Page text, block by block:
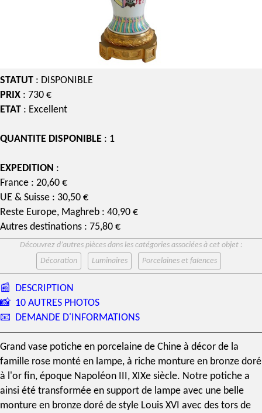
STATUT : DISPONIBLE
PRIX : 730 €
ETAT : Excellent
QUANTITE DISPONIBLE : 1
EXPEDITION :
France : 20,60 €
UE & Suisse : 30,50 €
Reste Europe, Maghreb : 40,90 €
Autres destinations : 75,80 €
Découvrez d’autres pièces dans les catégories associées à cet objet :
Décoration
Luminaires Porcelaines et faïences
📰 DESCRIPTION
📸 10 AUTRES PHOTOS
📧 DEMANDE D'INFORMATIONS
Grand vase potiche en porcelaine de Chine à décor de la
famille rose monté en lampe, à riche monture en bronze doré
à l'or fin, époque Napoléon III, XIXe siècle. Notre potiche a
ainsi été transformée en support de lampe avec une belle
monture en bronze doré de style Louis XVI avec des tors de